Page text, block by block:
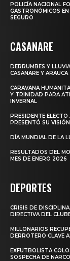
POLICÍA NACIONAL
GASTRONÓMICOS
SEGURO
CASANARE
DERRUMBES Y
CASANARE Y ARAUCA
CARAVANA
Y TRINIDAD PARA
INVERNAL
PRESIDENTE
PRESENTÓ SU
DÍA MUNDIAL DE LA
RESULTADOS DEL
MES DE ENERO 2026
DEPORTES
CRISIS DE
DIRECTIVA DEL
MILLONARIOS
DERROTERO CLAVE
EXFUTBOLISTA
SOSPECHA DE